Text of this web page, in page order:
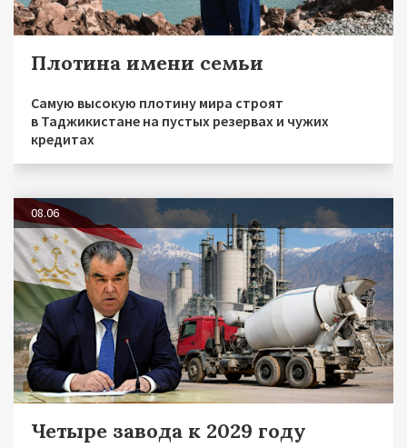
Плотина имени семьи
Самую высокую плотину мира строят
в Таджикистане на пустых резервах и чужих
кредитах
08.06
Четыре завода к 2029 году